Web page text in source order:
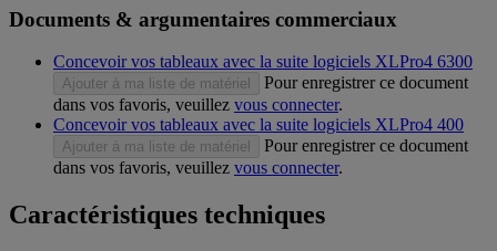
Documents & argumentaires commerciaux
Concevoir vos tableaux avec la suite logiciels XLPro4 6300
Ajouter à ma liste de matériel
Pour enregistrer ce document
dans vos favoris, veuillez vous connecter.
Concevoir vos tableaux avec la suite logiciels XLPro4 400
Ajouter à ma liste de matériel
Pour enregistrer ce document
dans vos favoris, veuillez vous connecter.
Caractéristiques techniques